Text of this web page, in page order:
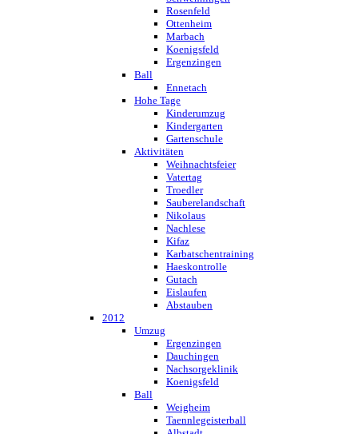
Rosenfeld
Ottenheim
Marbach
Koenigsfeld
Ergenzingen
Ball
Ennetach
Hohe Tage
Kinderumzug
Kindergarten
Gartenschule
Aktivitäten
Weihnachtsfeier
Vatertag
Troedler
Sauberelandschaft
Nikolaus
Nachlese
Kifaz
Karbatschentraining
Haeskontrolle
Gutach
Eislaufen
Abstauben
2012
Umzug
Ergenzingen
Dauchingen
Nachsorgeklinik
Koenigsfeld
Ball
Weigheim
Taennlegeisterball